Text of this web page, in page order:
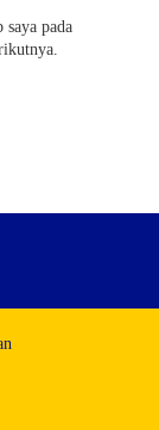
saya pada